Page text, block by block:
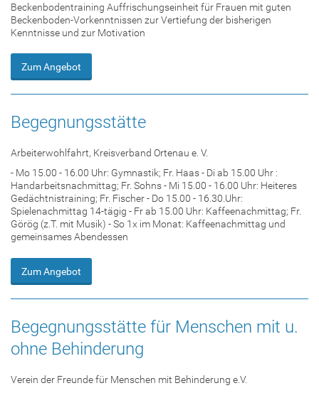
Beckenbodentraining Auffrischungseinheit für Frauen mit guten
Beckenboden-Vorkenntnissen zur Vertiefung der bisherigen
Kenntnisse und zur Motivation
Zum Angebot
Begegnungsstätte
Arbeiterwohlfahrt, Kreisverband Ortenau e. V.
- Mo 15.00 - 16.00 Uhr: Gymnastik; Fr. Haas - Di ab 15.00 Uhr :
Handarbeitsnachmittag; Fr. Sohns - Mi 15.00 - 16.00 Uhr: Heiteres
Gedächtnistraining; Fr. Fischer - Do 15.00 - 16.30.Uhr:
Spielenachmittag 14-tägig - Fr ab 15.00 Uhr: Kaffeenachmittag; Fr.
Görög (z.T. mit Musik) - So 1x im Monat: Kaffeenachmittag und
gemeinsames Abendessen
Zum Angebot
Begegnungsstätte für Menschen mit u.
ohne Behinderung
Verein der Freunde für Menschen mit Behinderung e.V.